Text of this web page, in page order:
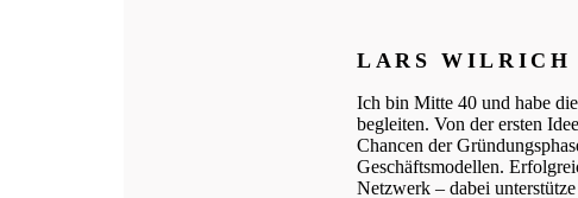
LARS WILRICH
Ich bin Mitte 40 und habe
begleiten. Von der ersten
Chancen der
Geschäftsmodellen.
Netzwerk – dabei